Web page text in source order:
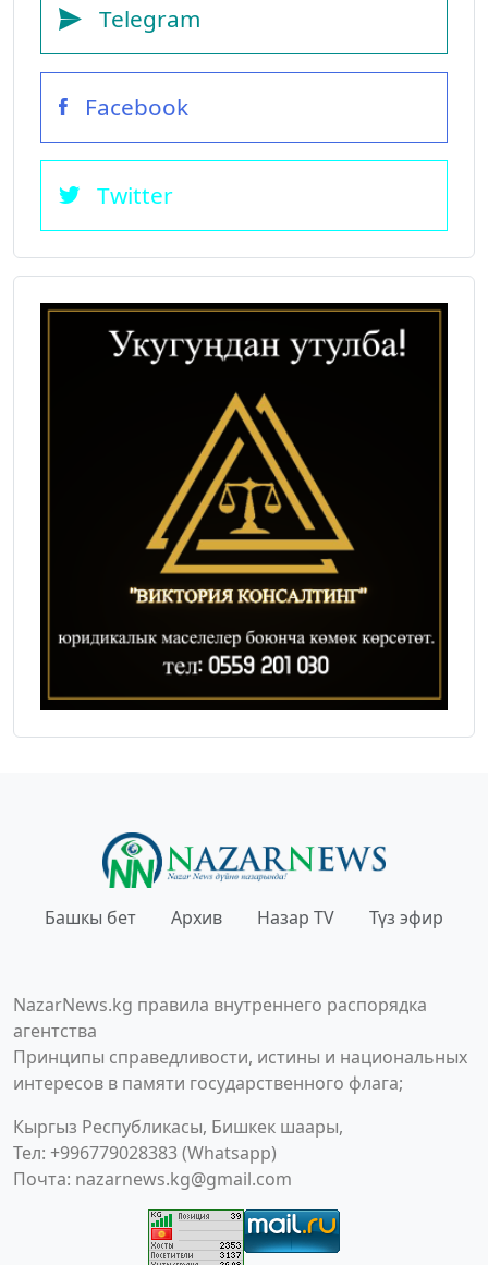
Telegram
Facebook
Twitter
Башкы бет Архив Назар TV Түз эфир
NazarNews.kg правила внутреннего распорядка
агентства
Принципы справедливости, истины и национальных
интересов в памяти государственного флага;
Кыргыз Республикасы, Бишкек шаары,
Тел: +996779028383 (Whatsapp)
Почта: nazarnews.kg@gmail.com